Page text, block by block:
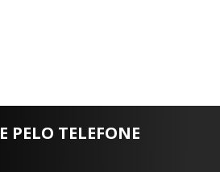
PELO TELEFONE